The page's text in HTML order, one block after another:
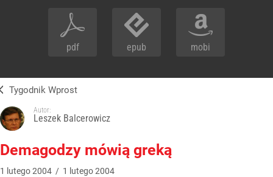
pdf epub mobi
Tygodnik Wprost
Autor:
Leszek Balcerowicz
Demagodzy mówią greką
1 lutego2004 / 1 lutego2004